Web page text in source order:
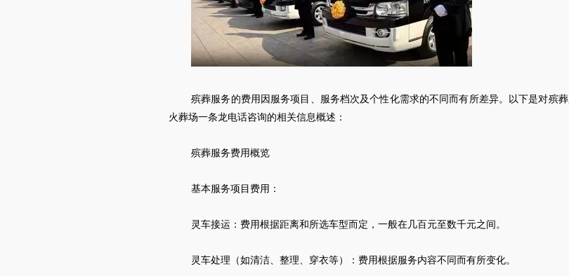
殡葬服务的费用因服务项目、服务档次及个性化需求的不同而有所差异。以下是对殡葬
火葬场一条龙电话咨询的相关信息概述：
殡葬服务费用概览
基本服务项目费用：
灵车接运：费用根据距离和所选车型而定，一般在几百元至数千元之间。
灵车处理（如清洁、整理、穿衣等）：费用根据服务内容不同而有所变化。